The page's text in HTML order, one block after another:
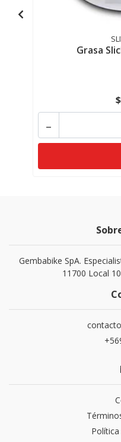
Grasa
-
Gembabike SpA.
11700 Local